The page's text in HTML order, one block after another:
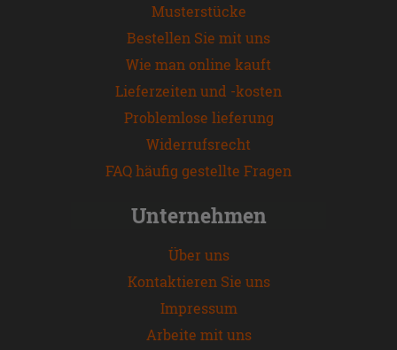
Musterstücke
Bestellen Sie mit uns
Wie man online kauft
Lieferzeiten und -kosten
Problemlose lieferung
Widerrufsrecht
FAQ häufig gestellte Fragen
Unternehmen
Über uns
Kontaktieren Sie uns
Impressum
Arbeite mit uns